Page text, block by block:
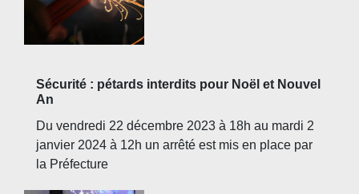
Sécurité : pétards interdits pour Noël et Nouvel
An
Du vendredi 22 décembre 2023 à 18h au mardi 2
janvier 2024 à 12h un arrêté est mis en place par
la Préfecture